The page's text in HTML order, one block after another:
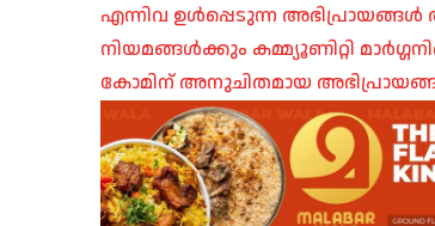
എന്നിവ ഉൾപ്പെടുന്ന
നിയമങ്ങൾക്കും കമ്മ്യൂണിറ്റി
കോമിന് അനുചിതമായ